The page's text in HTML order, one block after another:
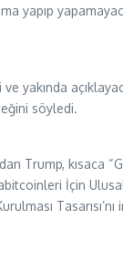
yapıp
yakında
söyledi.
Trump, kısaca
İçin